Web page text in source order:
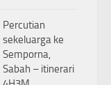
Percutian
sekeluarga ke
Semporna,
Sabah – itinerari